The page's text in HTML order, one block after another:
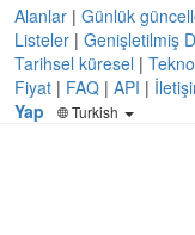
Alanlar | Günlük
Listeler | Genişletilmiş
Tarihsel küresel |
Fiyat | FAQ | API |
Yap
Turkish